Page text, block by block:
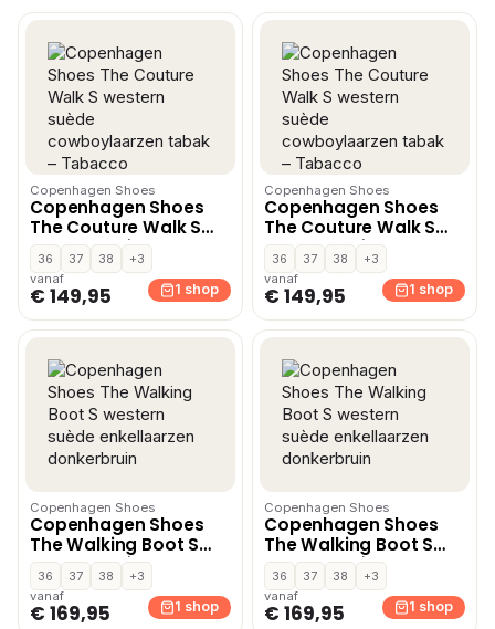
Copenhagen Shoes
Copenhagen Shoes
The Couture Walk S
western suède
cowboylaarzen tabak
– Tabacco
36 37 38
+3
vanaf
€ 149,95 1 shop
Copenhagen Shoes
Copenhagen Shoes
The Couture Walk S
western suède
cowboylaarzen tabak
– Tabacco
36 37 38
+3
vanaf
€ 149,95 1 shop
Copenhagen Shoes
Copenhagen Shoes
The Walking Boot S
western suède
enkellaarzen
donkerbruin
36 37 38
+3
vanaf
€ 169,95 1 shop
Copenhagen Shoes
Copenhagen Shoes
The Walking Boot S
western suède
enkellaarzen
donkerbruin
36 37 38
+3
vanaf
€ 169,95 1 shop